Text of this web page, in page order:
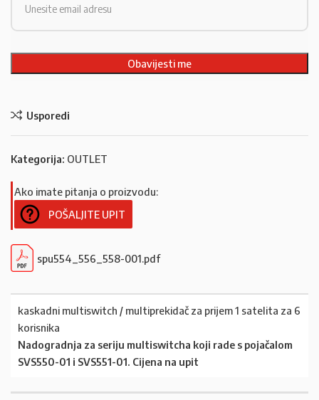
Usporedi
Kategorija: OUTLET
Ako imate pitanja o proizvodu:
POŠALJITE UPIT
spu554_556_558-001.pdf
kaskadni multiswitch / multiprekidač za prijem 1 satelita za 6
korisnika
Nadogradnja za seriju multiswitcha koji rade s pojačalom
SVS550-01 i SVS551-01. Cijena na upit